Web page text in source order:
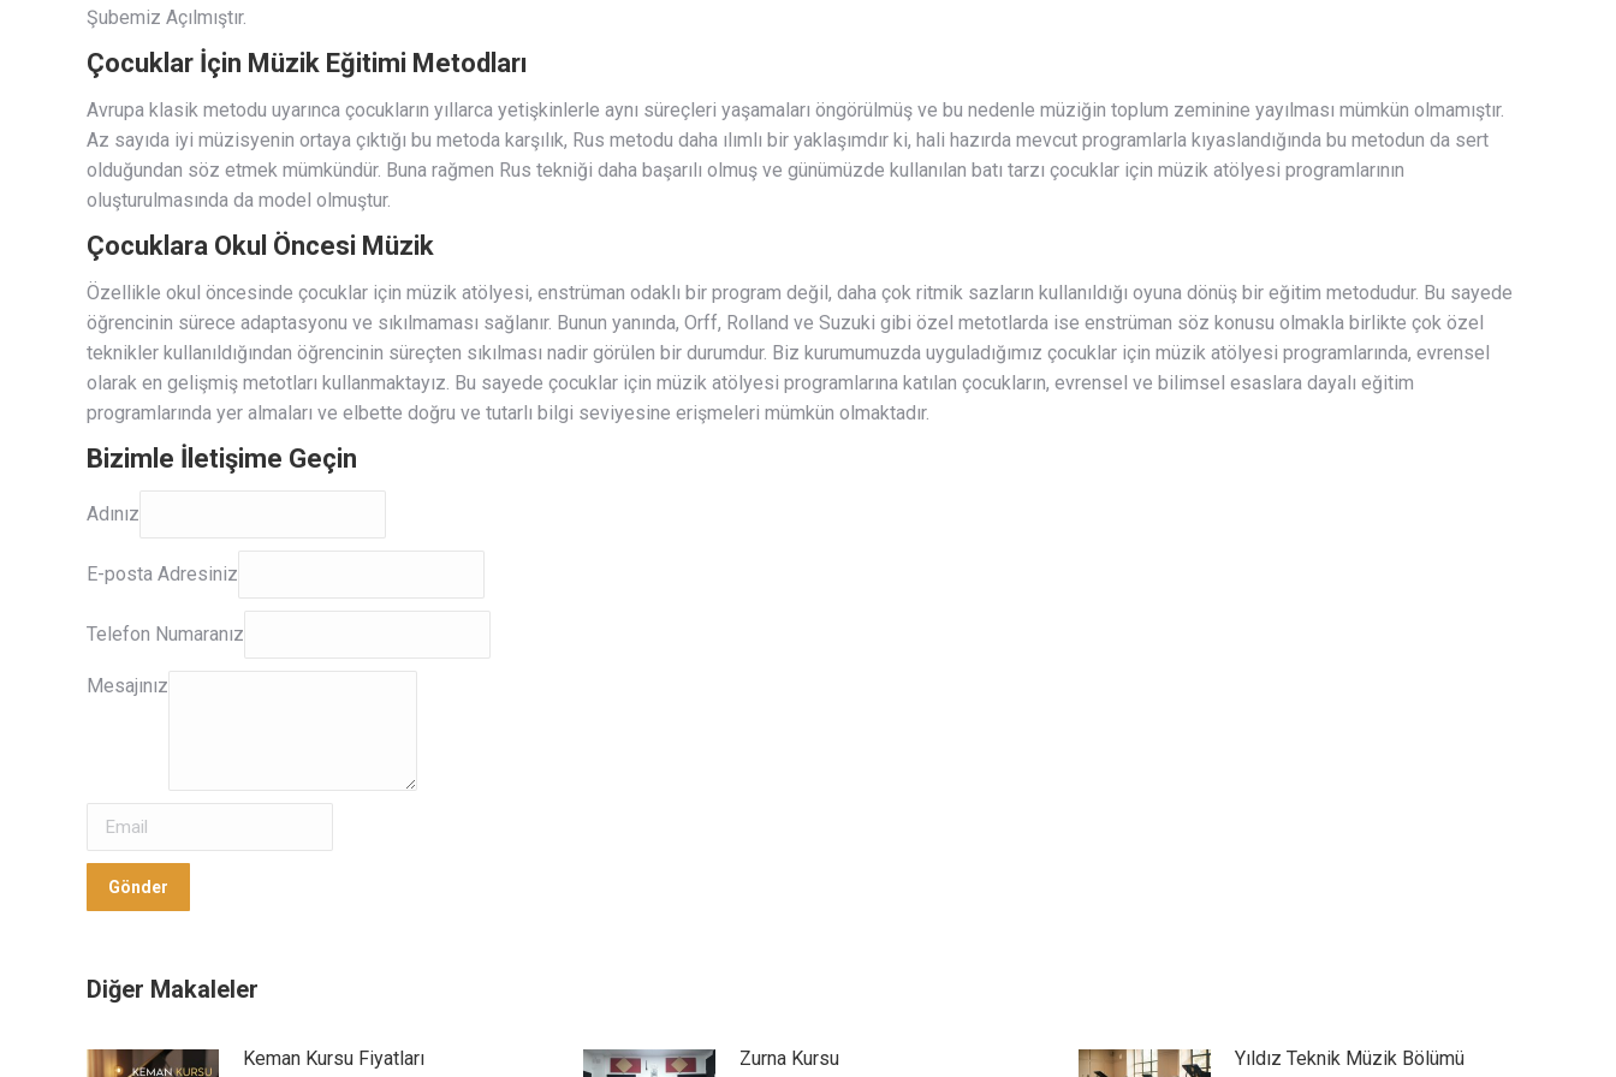
Şubemiz Açılmıştır.
Çocuklar İçin Müzik Eğitimi Metodları
Avrupa klasik metodu uyarınca çocukların yıllarca yetişkinlerle aynı süreçleri yaşamaları öngörülmüş ve bu nedenle müziğin toplum zeminine yayılması mümkün olmamıştır.
Az sayıda iyi müzisyenin ortaya çıktığı bu metoda karşılık, Rus metodu daha ılımlı bir yaklaşımdır ki, hali hazırda mevcut programlarla kıyaslandığında bu metodun da sert
olduğundan söz etmek mümkündür. Buna rağmen Rus tekniği daha başarılı olmuş ve günümüzde kullanılan batı tarzı çocuklar için müzik atölyesi programlarının
oluşturulmasında da model olmuştur.
Çocuklara Okul Öncesi Müzik
Özellikle okul öncesinde çocuklar için müzik atölyesi, enstrüman odaklı bir program değil, daha çok ritmik sazların kullanıldığı oyuna dönüş bir eğitim metodudur. Bu sayede
öğrencinin sürece adaptasyonu ve sıkılmaması sağlanır. Bunun yanında, Orff, Rolland ve Suzuki gibi özel metotlarda ise enstrüman söz konusu olmakla birlikte çok özel
teknikler kullanıldığından öğrencinin süreçten sıkılması nadir görülen bir durumdur. Biz kurumumuzda uyguladığımız çocuklar için müzik atölyesi programlarında, evrensel
olarak en gelişmiş metotları kullanmaktayız. Bu sayede çocuklar için müzik atölyesi programlarına katılan çocukların, evrensel ve bilimsel esaslara dayalı eğitim
programlarında yer almaları ve elbette doğru ve tutarlı bilgi seviyesine erişmeleri mümkün olmaktadır.
Bizimle İletişime Geçin
Adınız
E-posta Adresiniz
posta
Adresiniz
Telefon Numaranız
Mesajınız
Gönder
Gönder
Diğer Makaleler
Keman Kursu Fiyatları Zurna Kursu Yıldız Teknik Müzik Bölümü